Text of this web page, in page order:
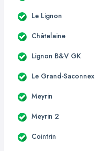
Le Lignon
Châtelaine
Lignon B&V GK
Le Grand-Saconnex
Meyrin
Meyrin 2
Cointrin